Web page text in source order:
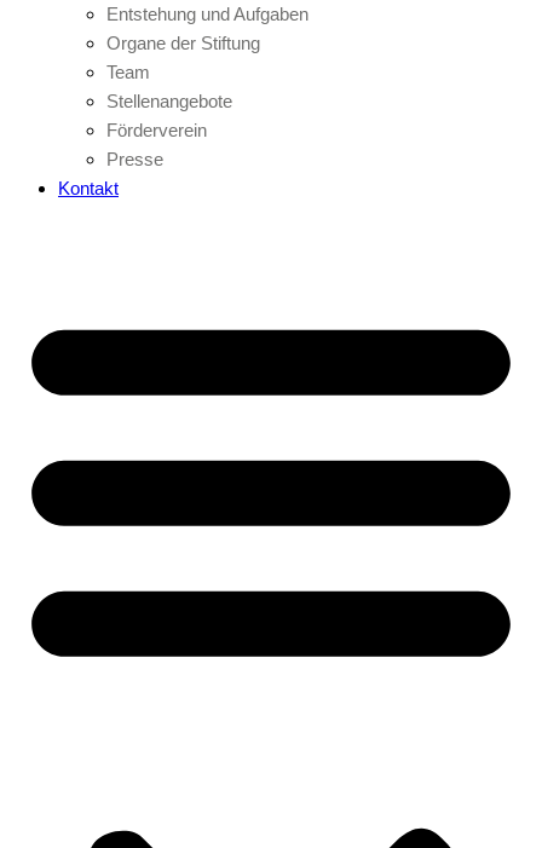
Entstehung und Aufgaben
Organe der Stiftung
Team
Stellenangebote
Förderverein
Presse
Kontakt